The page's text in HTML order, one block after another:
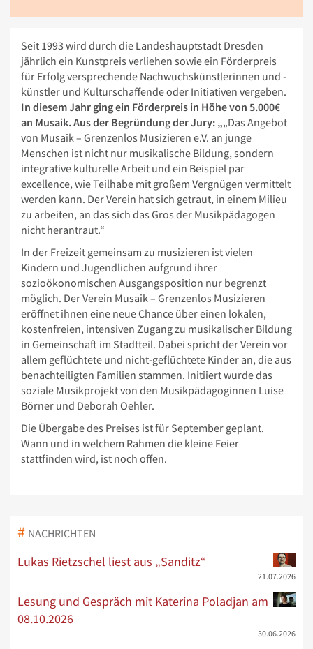
Seit 1993 wird durch die Landeshauptstadt Dresden
jährlich ein Kunstpreis verliehen sowie ein Förderpreis
für Erfolg versprechende Nachwuchskünstlerinnen und -
künstler und Kulturschaffende oder Initiativen vergeben.
In diesem Jahr ging ein Förderpreis in Höhe von 5.000€
an Musaik. Aus der Begründung der Jury: „„Das Angebot
von Musaik – Grenzenlos Musizieren e.V. an junge
Menschen ist nicht nur musikalische Bildung, sondern
integrative kulturelle Arbeit und ein Beispiel par
excellence, wie Teilhabe mit großem Vergnügen vermittelt
werden kann. Der Verein hat sich getraut, in einem Milieu
zu arbeiten, an das sich das Gros der Musikpädagogen
nicht herantraut.“
In der Freizeit gemeinsam zu musizieren ist vielen
Kindern und Jugendlichen aufgrund ihrer
sozioökonomischen Ausgangsposition nur begrenzt
möglich. Der Verein Musaik – Grenzenlos Musizieren
eröffnet ihnen eine neue Chance über einen lokalen,
kostenfreien, intensiven Zugang zu musikalischer Bildung
in Gemeinschaft im Stadtteil. Dabei spricht der Verein vor
allem geflüchtete und nicht-geflüchtete Kinder an, die aus
benachteiligten Familien stammen. Initiiert wurde das
soziale Musikprojekt von den Musikpädagoginnen Luise
Börner und Deborah Oehler.
Die Übergabe des Preises ist für September geplant.
Wann und in welchem Rahmen die kleine Feier
stattfinden wird, ist noch offen.
NACHRICHTEN
Lukas Rietzschel liest aus „Sanditz“
21.07.2026
Lesung und Gespräch mit Katerina Poladjan am
08.10.2026
30.06.2026